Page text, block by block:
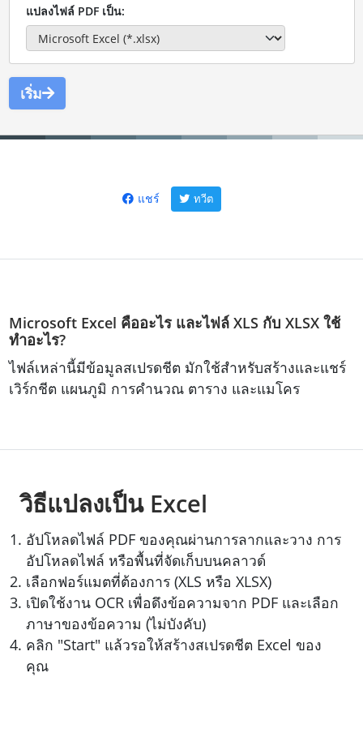
แปลงไฟล์ PDF เป็น:
เริ่ม
แชร์ ทวีต
Microsoft Excel คืออะไร และไฟล์ XLS กับ XLSX ใช้
ทำอะไร?
ไฟล์เหล่านี้มีข้อมูลสเปรดชีต มักใช้สำหรับสร้างและแชร์
เวิร์กชีต แผนภูมิ การคำนวณ ตาราง และแมโคร
วิธีแปลงเป็น Excel
อัปโหลดไฟล์ PDF ของคุณผ่านการลากและวาง การ
อัปโหลดไฟล์ หรือพื้นที่จัดเก็บบนคลาวด์
เลือกฟอร์แมตที่ต้องการ (XLS หรือ XLSX)
เปิดใช้งาน OCR เพื่อดึงข้อความจาก PDF และเลือก
ภาษาของข้อความ (ไม่บังคับ)
คลิก "Start" แล้วรอให้สร้างสเปรดชีต Excel ของ
คุณ